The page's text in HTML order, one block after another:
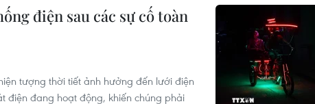
điện sau các sự cố toàn
tượng thời tiết ảnh hưởng đến lưới điện
điện đang hoạt động, khiến chúng phải